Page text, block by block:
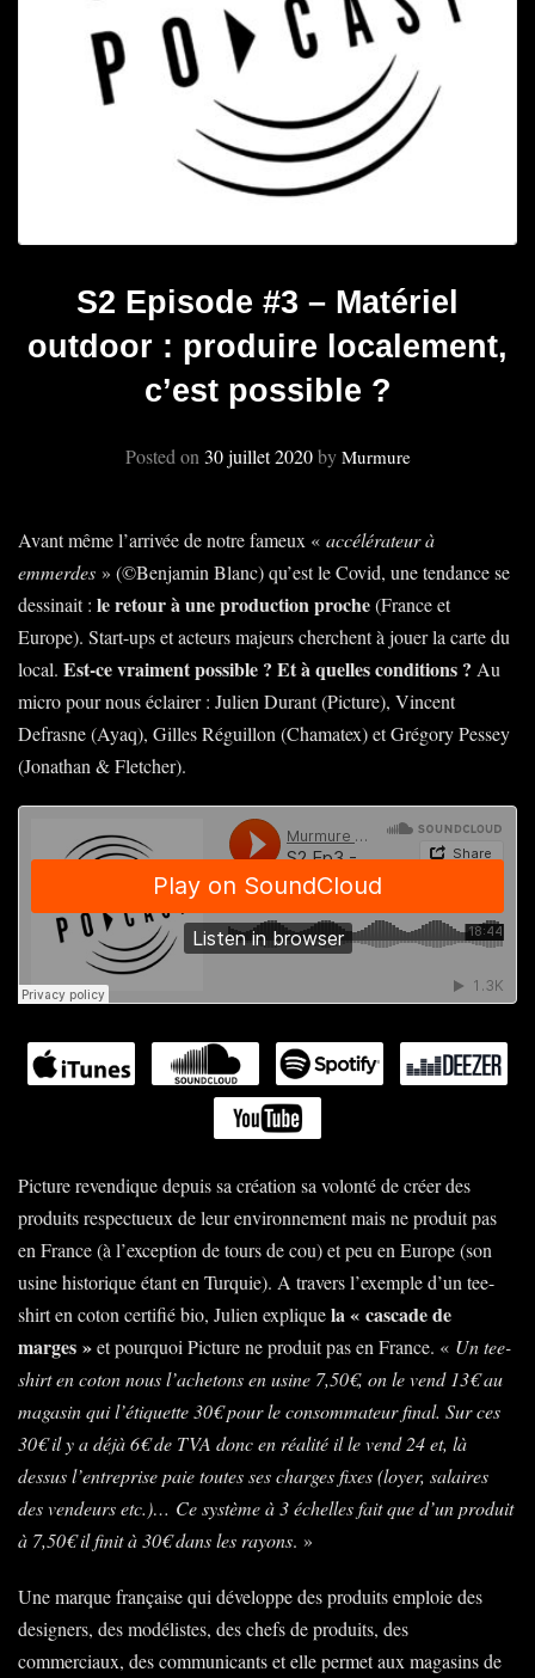
S2 Episode #3 – Matériel
outdoor : produire localement,
c’est possible ?
Posted on 30 juillet 2020by Murmure
Avant même l’arrivée de notre fameux « accélérateur à
emmerdes » (©Benjamin Blanc) qu’est le Covid, une tendance se
dessinait : le retour à une production proche(France et
Europe). Start-ups et acteurs majeurs cherchent à jouer la carte du
local. Est-ce vraiment possible ? Et à quelles conditions ? Au
micro pour nous éclairer : Julien Durant (Picture), Vincent
Defrasne (Ayaq), Gilles Réguillon (Chamatex) et Grégory Pessey
(Jonathan & Fletcher).
Picture revendique depuis sa création sa volonté de créer des
produits respectueux de leur environnement mais ne produit pas
en France (à l’exception de tours de cou) et peu en Europe (son
usine historique étant en Turquie). A travers l’exemple d’un tee-
shirt en coton certifié bio, Julien expliquela « cascade de
marges »et pourquoi Picture ne produit pas en France. « Un tee-
shirt en coton nous l’achetons en usine 7,50€, on le vend 13€ au
magasin qui l’étiquette 30€ pour le consommateur final. Sur ces
30€ il y a déjà 6€ de TVA donc en réalité il le vend 24 et, là
dessus l’entreprise paie toutes ses charges fixes (loyer, salaires
des vendeurs etc.)… Ce système à 3 échelles fait que d’un produit
à 7,50€ il finit à 30€ dans les rayons. »
Une marque française qui développe des produits emploie des
designers, des modélistes, des chefs de produits, des
commerciaux, des communicants et elle permet aux magasins de